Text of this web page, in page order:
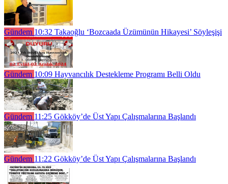
Gündem 10:32 Takaoğlu ‘Bozcaada Üzümünün Hikayesi’ Söyleşişi
Gündem 10:09 Hayvancılık Destekleme Programı Belli Oldu
Gündem 11:25 Gökköy’de Üst Yapı Çalışmalarına Başlandı
Gündem 11:22 Gökköy’de Üst Yapı Çalışmalarına Başlandı